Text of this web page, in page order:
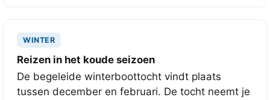
WINTER
Reizen in het koude seizoen
De begeleide winterboottocht vindt plaats
tussen december en februari. De tocht neemt je